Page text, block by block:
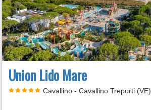
Union Lido Mare
Cavallino - Cavallino Treporti (VE)